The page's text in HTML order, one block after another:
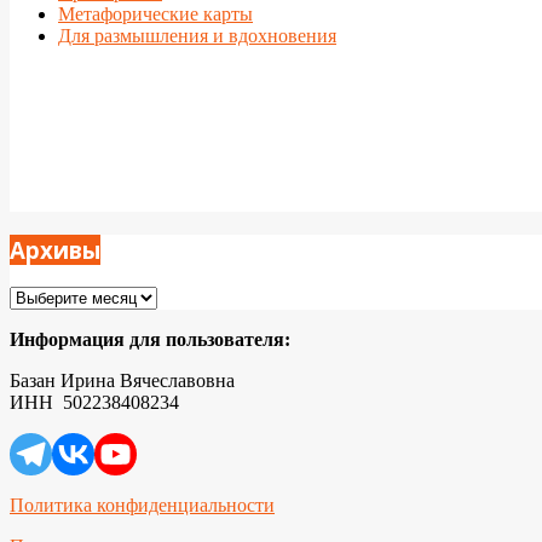
Метафорические карты
Для размышления и вдохновения
Архивы
Архивы
Информация для пользователя:
Базан Ирина Вячеславовна
ИНН 502238408234
Политика конфиденциальности